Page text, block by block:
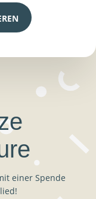
einer Spende